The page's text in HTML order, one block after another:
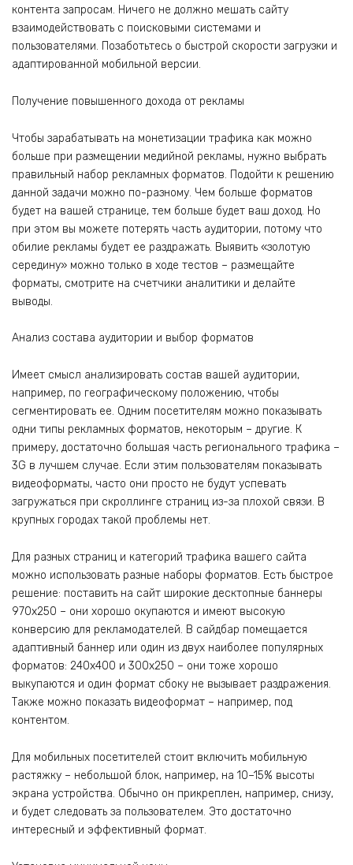
контента запросам. Ничего не должно мешать сайту
взаимодействовать с поисковыми системами и
пользователями. Позаботьтесь о быстрой скорости загрузки и
адаптированной мобильной версии.
Получение повышенного дохода от рекламы
Чтобы зарабатывать на монетизации трафика как можно
больше при размещении медийной рекламы, нужно выбрать
правильный набор рекламных форматов. Подойти к решению
данной задачи можно по-разному. Чем больше форматов
будет на вашей странице, тем больше будет ваш доход. Но
при этом вы можете потерять часть аудитории, потому что
обилие рекламы будет ее раздражать. Выявить «золотую
середину» можно только в ходе тестов – размещайте
форматы, смотрите на счетчики аналитики и делайте
выводы.
Анализ состава аудитории и выбор форматов
Имеет смысл анализировать состав вашей аудитории,
например, по географическому положению, чтобы
сегментировать ее. Одним посетителям можно показывать
одни типы рекламных форматов, некоторым – другие. К
примеру, достаточно большая часть регионального трафика –
3G в лучшем случае. Если этим пользователям показывать
видеоформаты, часто они просто не будут успевать
загружаться при скроллинге страниц из-за плохой связи. В
крупных городах такой проблемы нет.
Для разных страниц и категорий трафика вашего сайта
можно использовать разные наборы форматов. Есть быстрое
решение: поставить на сайт широкие десктопные баннеры
970х250 – они хорошо окупаются и имеют высокую
конверсию для рекламодателей. В сайдбар помещается
адаптивный баннер или один из двух наиболее популярных
форматов: 240х400 и 300х250 – они тоже хорошо
выкупаются и один формат сбоку не вызывает раздражения.
Также можно показать видеоформат – например, под
контентом.
Для мобильных посетителей стоит включить мобильную
растяжку – небольшой блок, например, на 10–15% высоты
экрана устройства. Обычно он прикреплен, например, снизу,
и будет следовать за пользователем. Это достаточно
интересный и эффективный формат.